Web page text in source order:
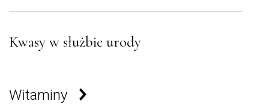
Kwasy w służbie urody
Witaminy